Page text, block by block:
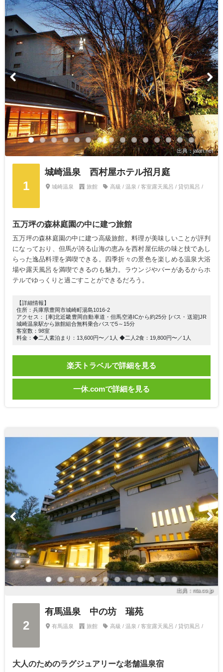
出典：jalan.net
1
城崎温泉 西村屋ホテル招月庭
城崎温泉 旅館 高級 / 温泉 / 客室露天風呂 / 貸切風呂 /
五万坪の森林庭園の中に建つ旅館
五万坪の森林庭園の中に建つ高級旅館。料理が美味しいことが評判
になっており、但馬が誇る山海の恵みを西村屋伝統の味と技であし
らった逸品料理を満喫できる。四季折々の景色を楽しめる温泉大浴
場や露天風呂を満喫できるのも魅力。ラウンジやバーがあるからホ
テルでゆっくりと過ごすことができるだろう。
【詳細情報】
住所：兵庫県豊岡市城崎町湯島1016-2
アクセス： [車]北近畿豊岡自動車道・但馬空港ICから約25分 [バス・送迎]JR
城崎温泉駅から旅館組合無料乗合バスで5～15分
客室数：98室
料金：◆二人素泊まり：13,600円〜／1人 ◆二人2食：19,800円〜／1人
楽天トラベルで詳細を見る
一休.comで詳細を見る
出典：nta.co.jp
2
有馬温泉 中の坊 瑞苑
有馬温泉 旅館 高級 / 温泉 / 客室露天風呂 / 貸切風呂 /
大人のためのラグジュアリーな老舗温泉宿